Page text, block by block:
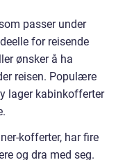
passer under
for reisende
ønsker å ha
reisen. Populære
lager kabinkofferter
kofferter, har fire
og dra med seg.